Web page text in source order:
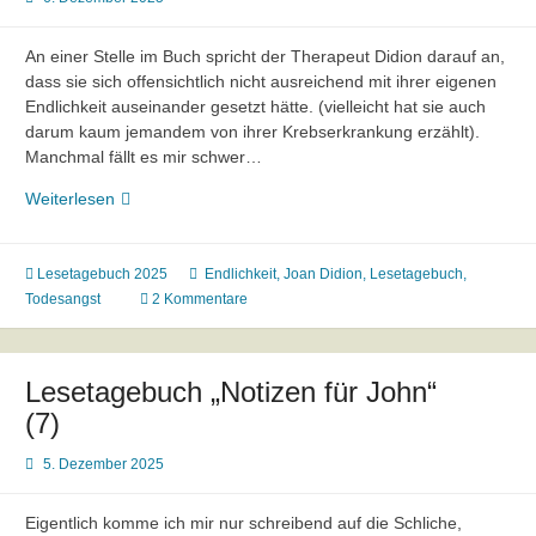
An einer Stelle im Buch spricht der Therapeut Didion darauf an,
dass sie sich offensichtlich nicht ausreichend mit ihrer eigenen
Endlichkeit auseinander gesetzt hätte. (vielleicht hat sie auch
darum kaum jemandem von ihrer Krebserkrankung erzählt).
Manchmal fällt es mir schwer…
Weiterlesen Lesetagebuch
John“
Lesetagebuch 2025 Endlichkeit, Joan Didion Lesetagebuch
Todesangst
2 Kommentare
Lesetagebuch „Notizen für John“
(7)
5. Dezember 2025
Eigentlich komme ich mir nur schreibend auf die Schliche,